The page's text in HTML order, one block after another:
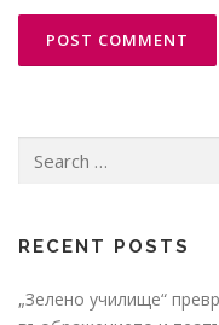
for:
RECENT POSTS
„Зелено училище“